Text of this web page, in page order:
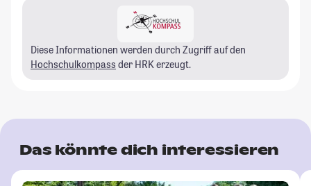
Diese Informationen werden durch Zugriff auf den
Hochschulkompass der HRK erzeugt.
Das könnte dich interessieren